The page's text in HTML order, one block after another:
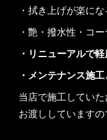
・拭き上げが楽にな
・艶・撥水性・コ
・リニューアルで
・メンテナンス施
当店で施工してい
お渡ししていますの